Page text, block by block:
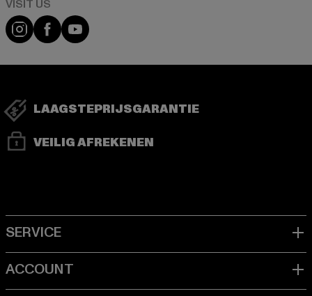
Visit our Instagram page:
Visit our Facebook page:
Visit our YouTube channel:
LAAGSTEPRIJSGARANTIE
VEILIG AFREKENEN